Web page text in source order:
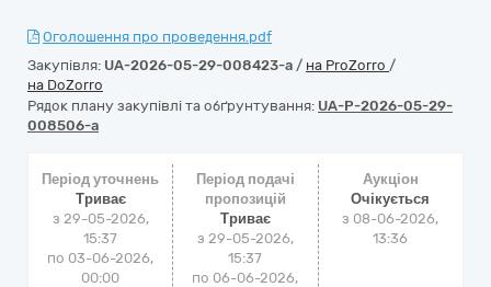
Оголошення про проведення.pdf
Закупівля: UA-2026-05-29-008423-a / на ProZorro /
на DoZorro
Рядок плану закупівлі та обґрунтування: UA-P-2026-05-29-
008506-a
Період уточнень
Триває
з 29-05-2026,
15:37
по 03-06-2026,
00:00
Період подачі
пропозицій
Триває
з 29-05-2026,
15:37
по 06-06-2026,
Аукціон
Очікується
з 08-06-2026,
13:36